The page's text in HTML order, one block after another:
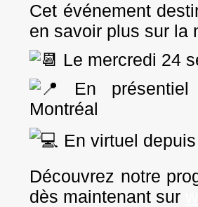
Cet événement
en savoir plus sur la
Le mercredi 24
En
Montréal
En virtuel
Découvrez notre
dès maintenant sur